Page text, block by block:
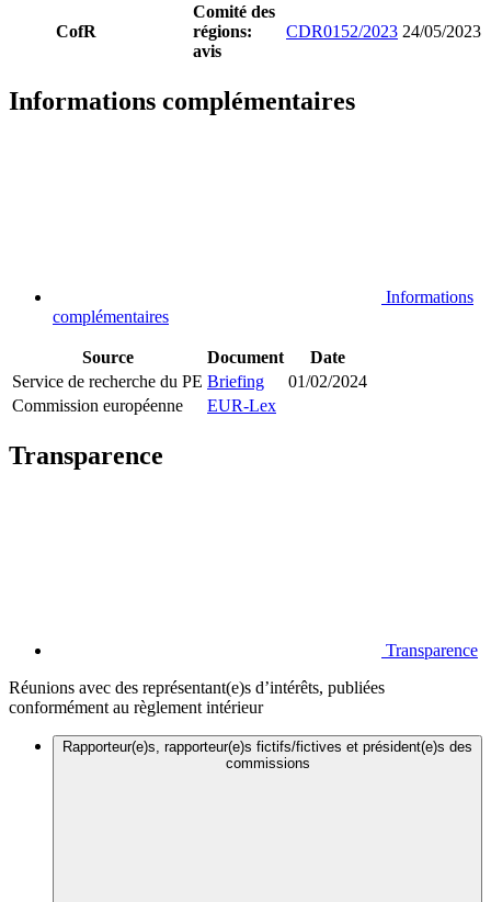
CofR
Comité des
régions:
avis
CDR0152/2023 24/05/2023
Informations complémentaires
Informations
complémentaires
Source Document
Date
Service de recherche du PE Briefing
01/02/2024
Commission européenne
EUR-Lex
Transparence
Transparence
Réunions avec des représentant(e)s d’intérêts, publiées
conformément au règlement intérieur
Rapporteur(e)s, rapporteur(e)s fictifs/fictives et président(e)s des
commissions